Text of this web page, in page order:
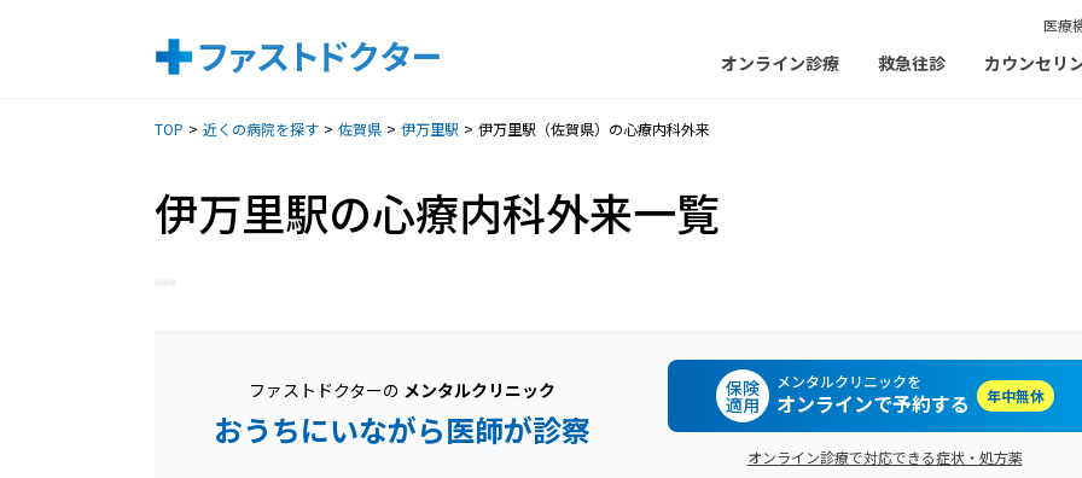
医療
オンライン診療 救急往診 カウンセリ
TOP 近くの病院を探す 佐賀県 伊万里駅 伊万里駅（佐賀県）の心療内科外来
伊万里駅の心療内科外来一覧
ファストドクターの メンタルクリニック
おうちにいながら医師が診察
保険
適用
メンタルクリニックを
オンラインで予約する 年中無休
オンライン診療で対応できる症状・処方薬